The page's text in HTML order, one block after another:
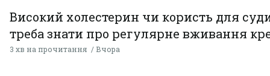
Високий холестерин чи користь для
треба знати про регулярне вживання
3 хв на прочитання Вчора